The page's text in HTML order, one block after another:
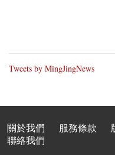
Tweets by MingJingNews
關於我們 服務條款
聯絡我們